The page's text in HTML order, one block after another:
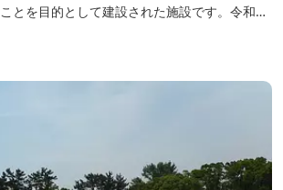
とを目的として建設された施設です。令和６
した。 三重県おすすめ海水浴場